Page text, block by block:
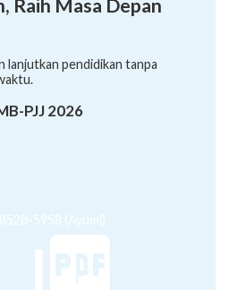
Raih Masa Depan
lanjutkan pendidikan tanpa
PJJ 2026
5958 (Ayumi)